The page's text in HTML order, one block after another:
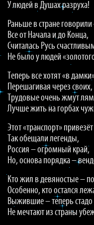
У людей в Душах разруха!
Раньше в стране говорили
Все от Начала и до Конца,
Считалась Русь
Не было у людей
Теперь все хотят «в
Перешагивая через своих,
Трудовые очень жмут
Лучше жить на горбах
Этот «транспорт»
Так обещали легенды,
Россия – огромный край,
Но, основа порядка –
Кто жил в девяностые –
Особенно, кто остался
Выжившие – теперь стадо
Не мечтают из страны